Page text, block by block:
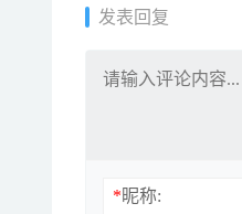
发表回复
*昵称: